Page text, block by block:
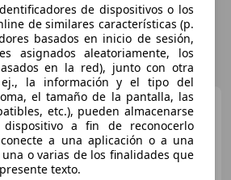
Audi RS6Avant TFSI quattro
Tiptronic 441kW
€ 189.900
de dispositivos o los
de similares características (p.
basados en inicio de sesión,
asignados aleatoriamente, los
en la red), junto con otra
ej., la información y el tipo del
el tamaño de la pantalla, las
etc.), pueden almacenarse
a fin de reconocerlo
a una aplicación o a una
o varias de los finalidades que
texto.